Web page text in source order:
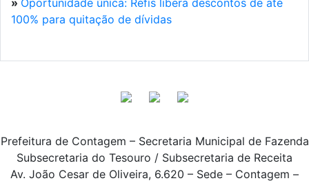
» Oportunidade única: Refis libera descontos de até
100% para quitação de dívidas
Prefeitura de Contagem – Secretaria Municipal de Fazenda
Subsecretaria do Tesouro / Subsecretaria de Receita
Av. João Cesar de Oliveira, 6.620 – Sede – Contagem –